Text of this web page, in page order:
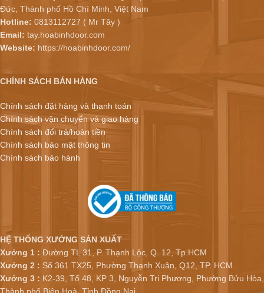
Đức, Thành phố Hồ Chí Minh, Việt Nam
Hotline: 0813112727 ( Mr Tây )
Email: tay.hoabinhdoor.com
Website: https://hoabinhdoor.com/
CHÍNH SÁCH BÁN HÀNG
Chính sách đặt hàng và thanh toán
Chính sách vận chuyển và giao hàng
Chính sách đổi trả/hoàn tiền
Chính sách bảo mật thông tin
Chính sách bảo hành
HỆ THỐNG XƯỞNG SẢN XUẤT
Xưởng 1 : Đường TL 31, P. Thạnh Lộc, Q. 12, Tp.HCM
Xưởng 2 : Số 361 TX25, Phường Thạnh Xuân, Q12, TP. HCM.
Xưởng 3 : K2-39, Tổ 48, KP 3, Nguyễn Tri Phương, Phường Bửu Hòa,
Thành phố Biên Hoà, Tỉnh Đồng Nai